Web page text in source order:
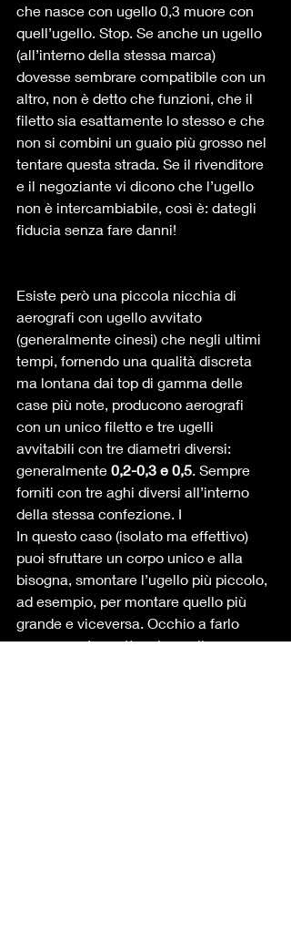
che nasce con ugello 0,3 muore con
quell’ugello. Stop. Se anche un ugello
(all’interno della stessa marca)
dovesse sembrare compatibile con un
altro, non è detto che funzioni, che il
filetto sia esattamente lo stesso e che
non si combini un guaio più grosso nel
tentare questa strada. Se il rivenditore
e il negoziante vi dicono che l’ugello
non è intercambiabile, così è: dategli
fiducia senza fare danni!
Esiste però una piccola nicchia di
aerografi con ugello avvitato
(generalmente cinesi) che negli ultimi
tempi, fornendo una qualità discreta
ma lontana dai top di gamma delle
case più note, producono aerografi
con un unico filetto e tre ugelli
avvitabili con tre diametri diversi:
generalmente 0,2-0,3 e 0,5. Sempre
forniti con tre aghi diversi all’interno
della stessa confezione. I
In questo caso (isolato ma effettivo)
puoi sfruttare un corpo unico e alla
bisogna, smontare l’ugello più piccolo,
ad esempio, per montare quello più
grande e viceversa. Occhio a farlo
senza prestare attenzione alla